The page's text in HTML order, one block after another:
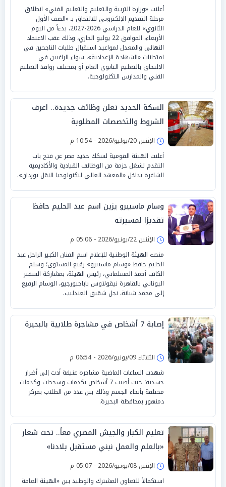
أعلنت «وزارة التربية والتعليم والتعليم الفني» انطلاق
مرحلة التقديم الإلكتروني للالتحاق بـ «الصف الأول
الثانوي» للعام الدراسي 2026-2027، بدءاً من اليوم
الأربعاء، الموافق 22 يوليو الجاري، وذلك عقب الاعتماد
النهائي والمعدل لمواعيد استقبال طلبات الناجحين في
امتحانات «الشهادة الإعدادية»، سواء الراغبين في
الالتحاق بالتعليم الثانوي العام أو بمختلف روافد التعليم
الفني والمدارس التكنولوجية.
السكة الحديد تعلن وظائف جديدة.. اعرف
الشروط والتخصصات المطلوبة
الإثنين 20/يوليو/2026 - 10:54 م
أعلنت الهيئة القومية لسكك حديد مصر عن فتح باب
التقدم لشغل حزمة من الوظائف القيادية والأكاديمية
الشاغرة بداخل «المعهد العالي لتكنولوجيا النقل بوردان».
وسام ماسبيرو يزين اسم عبد الحليم حافظ
تقديرًا لمسيرته
الإثنين 22/يونيو/2026 - 05:06 م
منحت الهيئة الوطنية للإعلام اسم الفنان الكبير الراحل عبد
الحليم حافظ «وسام ماسبيرو» رفيع المستوى؛ وسلم
الكاتب أحمد المسلماني، رئيس الهيئة، بمشاركة السفير
اليوناني بالقاهرة نيقولاوس باباجيورجيو، الوسام الرفيع
إلى محمد شبانة، نجل شقيق العندليب.
إصابة 7 أشخاص في مشاجرة طلابية بالبحيرة
الثلاثاء 09/يونيو/2026 - 06:54 م
شهدت الساعات الماضية مشاجرة عنيفة أدت إلى أضرار
جسدية؛ حيث أصيب 7 أشخاص بكدمات وسحجات وكدمات
مختلفة بأنحاء الجسم وذلك بين عدد من الطلاب بمركز
دمنهور بمحافظة البحيرة.
تعليم الكبار والجيش المصري معاً.. تحت شعار
«بالعلم والعمل نبني مستقبل بلادنا»
الإثنين 08/يونيو/2026 - 05:07 م
استكمالاً للتعاون المشترك والوطيد بين «الهيئة العامة